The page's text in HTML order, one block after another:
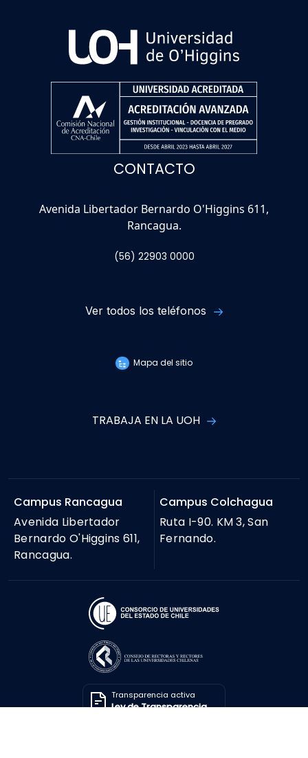
CONTACTO
Avenida Libertador Bernardo O'Higgins 611,
Rancagua.
(56) 22903 0000
Ver todos los teléfonos
Mapa del sitio
TRABAJA EN LA UOH
Campus Rancagua
Avenida Libertador
Bernardo O'Higgins 611,
Rancagua.
Campus Colchagua
Ruta I-90. KM 3, San
Fernando.
Transparencia activa
Ley de Transparencia